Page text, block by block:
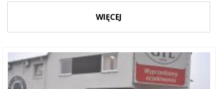
WIĘCEJ